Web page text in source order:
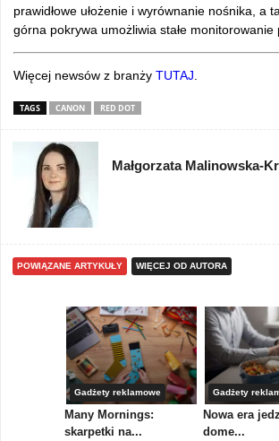
prawidłowe ułożenie i wyrównanie nośnika, a
górna pokrywa umożliwia stałe monitorowanie
Więcej newsów z branży TUTAJ
TAGS CANON RED DOT
Małgorzata Malinowska-
POWIĄZANE ARTYKUŁY WIĘCEJ OD AUTORA
Gadżety reklamowe
Many Mornings:
skarpetki na...
Gadżety
Nowa era
dome...